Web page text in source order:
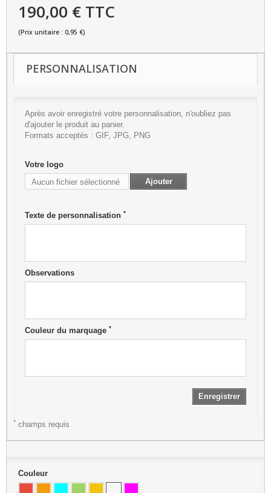
190,00 € TTC
(Prix unitaire : 0,95 €)
PERSONNALISATION
Après avoir enregistré votre personnalisation, n'oubliez pas
d'ajouter le produit au panier.
Formats acceptés : GIF, JPG, PNG
Votre logo
Aucun fichier sélectionné
Ajouter
Texte de personnalisation *
Observations
Couleur du marquage *
Enregistrer
* champs requis
Couleur